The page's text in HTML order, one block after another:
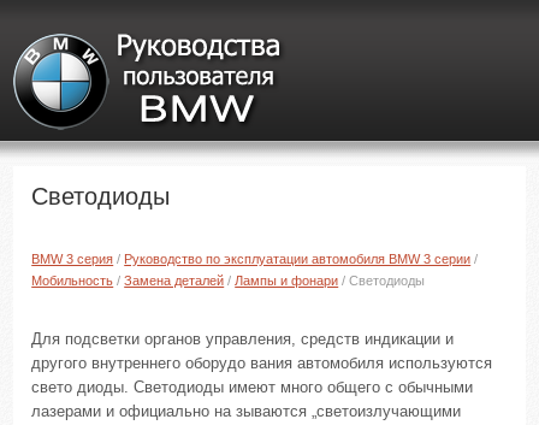
Светодиоды
BMW 3 серия / Руководство по эксплуатации автомобиля BMW 3 серии /
Мобильность /Замена деталей / Лампы и фонари / Светодиоды
Для подсветки органов управления, средств индикации и
другого внутреннего оборудо вания автомобиля используются
свето диоды. Светодиоды имеют много общего с обычными
лазерами и официально на зываются „светоизлучающими